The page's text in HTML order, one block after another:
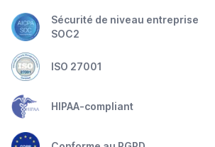
Sécurité de niveau entreprise
SOC2
ISO 27001
HIPAA-compliant